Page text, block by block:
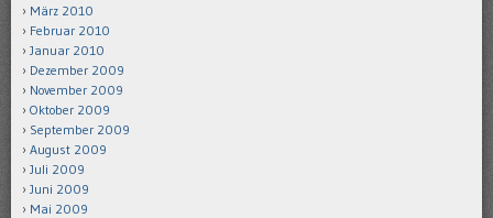
März 2010
Februar 2010
Januar 2010
Dezember 2009
November 2009
Oktober 2009
September 2009
August 2009
Juli 2009
Juni 2009
Mai 2009